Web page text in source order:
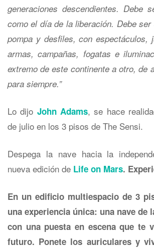
generaciones descendientes. Debe
como el día de la liberación. Debe
pompa y desfiles, con espectáculos,
armas, campañas, fogatas e
extremo de este continente a otro, de
para siempre.”
Lo dijo John Adams, se hace
de julio en los 3 pisos de The Sensi.
Despega la nave hacia la
nueva edición de Life on Mars.
En un edificio multiespacio de 3
una experiencia única: una nave de
con una puesta en escena que te
futuro. Ponete los auriculares y